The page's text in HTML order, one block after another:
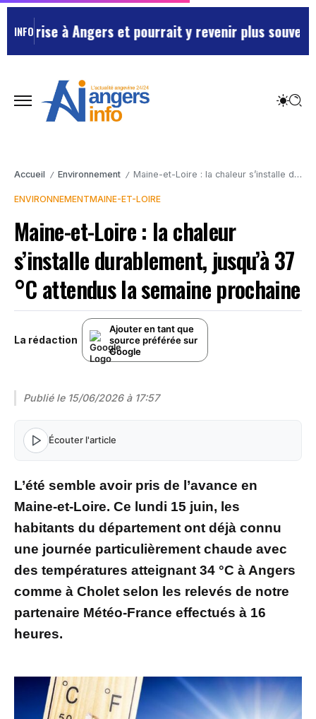
INFOà Angers et pourrait y revenir plus souvent …
Accueil / Environnement / Maine-et-Loire : la chaleur s’installe durablement, jusqu’à 37 °C attendus la semaine prochaine
ENVIRONNEMENTMAINE-ET-LOIRE
Maine-et-Loire : la chaleur
s’installe durablement, jusqu’à 37
°C attendus la semaine prochaine
La rédaction
Ajouter en tant que
source préférée sur
Google
Publié le 15/06/2026 à 17:57
Écouter l'article
L’été semble avoir pris de l’avance en
Maine-et-Loire. Ce lundi 15 juin, les
habitants du département ont déjà connu
une journée particulièrement chaude avec
des températures atteignant 34 °C à Angers
comme à Cholet selon les relevés de notre
partenaire Météo-France effectués à 16
heures.